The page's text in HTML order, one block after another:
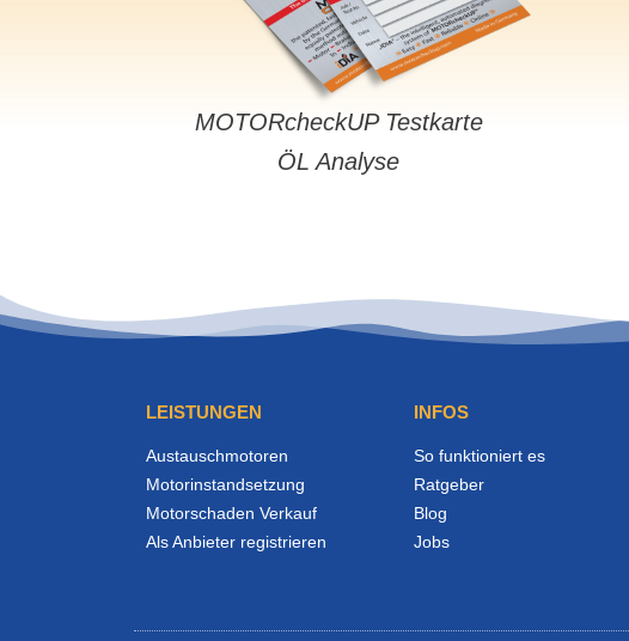
MOTORcheckUP Testkarte
ÖL Analyse
LEISTUNGEN
Austauschmotoren
Motorinstandsetzung
Motorschaden Verkauf
Als Anbieter registrieren
INFOS
So funktioniert es
Ratgeber
Blog
Jobs